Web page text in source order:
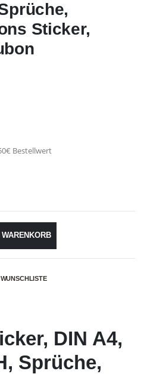
Sticker,
Bestellwert
WARENKORB
DIN A4,
Sprüche,